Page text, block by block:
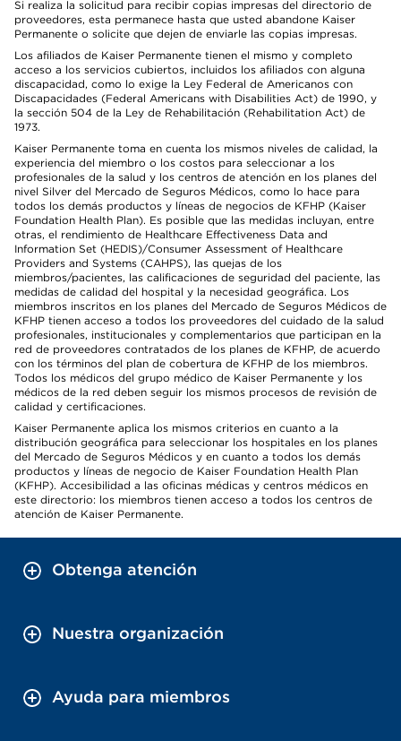
Si realiza la solicitud para recibir copias impresas del directorio de
proveedores, esta permanece hasta que usted abandone Kaiser
Permanente o solicite que dejen de enviarle las copias impresas.
Los afiliados de Kaiser Permanente tienen el mismo y completo
acceso a los servicios cubiertos, incluidos los afiliados con alguna
discapacidad, como lo exige la Ley Federal de Americanos con
Discapacidades (Federal Americans with Disabilities Act) de 1990, y
la sección 504 de la Ley de Rehabilitación (Rehabilitation Act) de
1973.
Kaiser Permanente toma en cuenta los mismos niveles de calidad, la
experiencia del miembro o los costos para seleccionar a los
profesionales de la salud y los centros de atención en los planes del
nivel Silver del Mercado de Seguros Médicos, como lo hace para
todos los demás productos y líneas de negocios de KFHP (Kaiser
Foundation Health Plan). Es posible que las medidas incluyan, entre
otras, el rendimiento de Healthcare Effectiveness Data and
Information Set (HEDIS)/Consumer Assessment of Healthcare
Providers and Systems (CAHPS), las quejas de los
miembros/pacientes, las calificaciones de seguridad del paciente, las
medidas de calidad del hospital y la necesidad geográfica. Los
miembros inscritos en los planes del Mercado de Seguros Médicos de
KFHP tienen acceso a todos los proveedores del cuidado de la salud
profesionales, institucionales y complementarios que participan en la
red de proveedores contratados de los planes de KFHP, de acuerdo
con los términos del plan de cobertura de KFHP de los miembros.
Todos los médicos del grupo médico de Kaiser Permanente y los
médicos de la red deben seguir los mismos procesos de revisión de
calidad y certificaciones.
Kaiser Permanente aplica los mismos criterios en cuanto a la
distribución geográfica para seleccionar los hospitales en los planes
del Mercado de Seguros Médicos y en cuanto a todos los demás
productos y líneas de negocio de Kaiser Foundation Health Plan
(KFHP). Accesibilidad a las oficinas médicas y centros médicos en
este directorio: los miembros tienen acceso a todos los centros de
atención de Kaiser Permanente.
Obtenga atención
Nuestra organización
Ayuda para miembros